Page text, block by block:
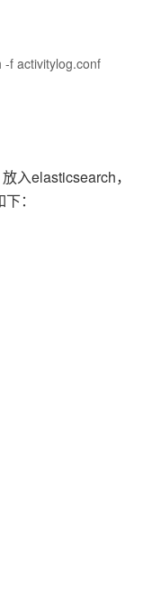
f activitylog.conf
入elasticsearch，
：